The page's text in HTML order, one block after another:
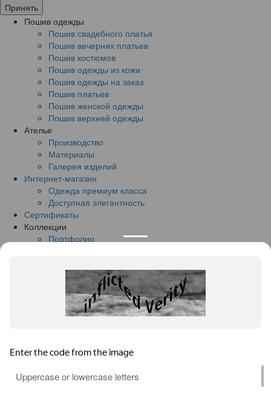
Принять
Пошив одежды
Пошив свадебного платья
Пошив вечерних платьев
Пошив костюмов
Пошив одежды из кожи
Пошив одежды на заказ
Пошив платьев
Пошив женской одежды
Пошив верхней одежды
Ателье
Производство
Материалы
Галерея изделий
Интернет-магазин
Одежда премиум класса
Доступная элегантность
Сертификаты
Коллекции
Портфолио
О компании
События
+7 (916) 413-05-55
Оставить заявку
Заказать товар